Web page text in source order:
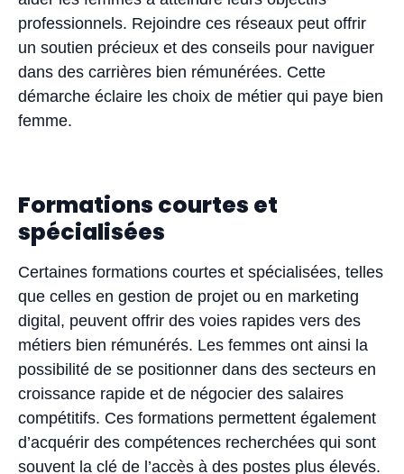
professionnels. Rejoindre ces réseaux peut offrir
un soutien précieux et des conseils pour naviguer
dans des carrières bien rémunérées. Cette
démarche éclaire les choix de métier qui paye bien
femme.
Formations courtes et
spécialisées
Certaines formations courtes et spécialisées, telles
que celles en gestion de projet ou en marketing
digital, peuvent offrir des voies rapides vers des
métiers bien rémunérés. Les femmes ont ainsi la
possibilité de se positionner dans des secteurs en
croissance rapide et de négocier des salaires
compétitifs. Ces formations permettent également
d’acquérir des compétences recherchées qui sont
souvent la clé de l’accès à des postes plus élevés.